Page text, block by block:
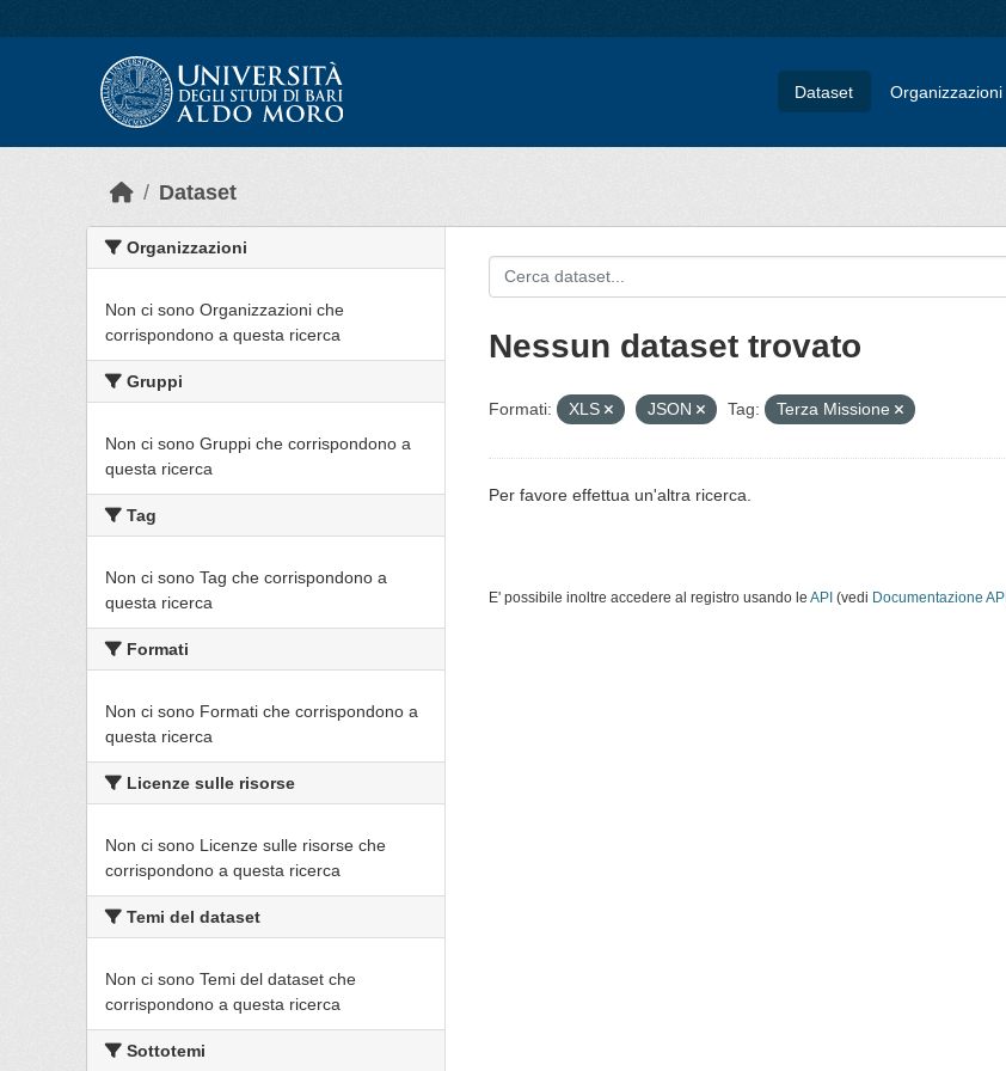
Dataset Organizzazioni
Dataset
Organizzazioni
Non ci sono Organizzazioni che
corrispondono a questa ricerca
Gruppi
Non ci sono Gruppi che corrispondono a
questa ricerca
Tag
Non ci sono Tag che corrispondono a
questa ricerca
Formati
Non ci sono Formati che corrispondono a
questa ricerca
Licenze sulle risorse
Non ci sono Licenze sulle risorse che
corrispondono a questa ricerca
Temi del dataset
Non ci sono Temi del dataset che
corrispondono a questa ricerca
Sottotemi
Nessun dataset trovato
Formati: XLS JSON Tag: Terza Missione
Per favore effettua un'altra ricerca.
E' possibile inoltre accedere al registro usando le API (vedi Documentazione API